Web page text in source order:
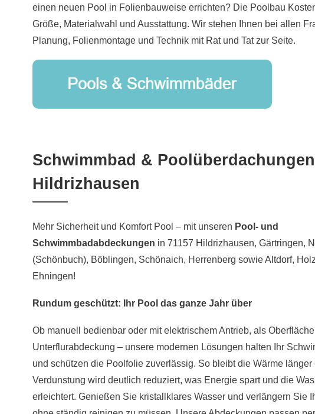
einen neuen Pool in Folienbauweise errichten? Die Poolbau
Größe, Materialwahl und Ausstattung. Wir stehen Ihnen bei allen
Planung, Folienmontage und Technik mit Rat und Tat zur Seite.
Schwimmbad &
Hildrizhausen
Mehr Sicherheit und Komfort Pool – mit unseren Pool- und
Schwimmbadabdeckungen in 71157 Hildrizhausen, Gärtringen,
(Schönbuch), Böblingen, Schönaich, Herrenberg sowieAltdorf,
Ehningen!
Rundum geschützt: Ihr Pool das ganze Jahr über
Ob manuell bedienbar oder mit elektrischem Antrieb, als
Unterflurabdeckung – unsere modernen Lösungen halten Ihr
und schützen die Poolfolie zuverlässig. So bleibt die Wärme länger
Verdunstung wird deutlich reduziert, was Energie spart und die
erleichtert. Genießen Sie kristallklares Wasser und verlängern Sie